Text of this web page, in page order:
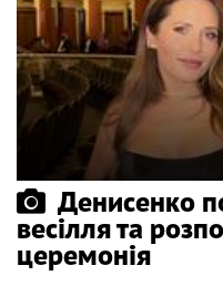
Денисенко
весілля та
церемонія